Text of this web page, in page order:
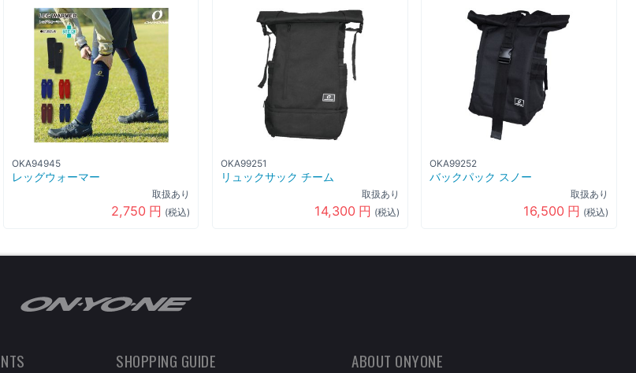
OKA94945
レッグウォーマー
取扱あり
2,750 円 (税込)
OKA99251
リュックサック チーム
取扱あり
14,300 円 (税込)
OKA99252
バックパック スノー
取扱あり
16,500 円 (税込)
SHOPPING GUIDE ABOUT ONYONE